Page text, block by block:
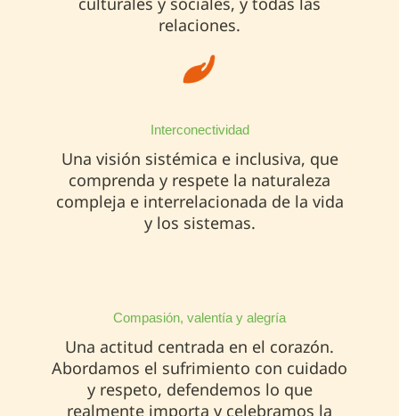
relaciones.
Interconectividad
Una visión sistémica e inclusiva, que
comprenda y respete la naturaleza
compleja e interrelacionada de la vida
y los sistemas.
Compasión, valentía y alegría
Una actitud centrada en el corazón.
Abordamos el sufrimiento con cuidado
y respeto, defendemos lo que
realmente importa y celebramos la